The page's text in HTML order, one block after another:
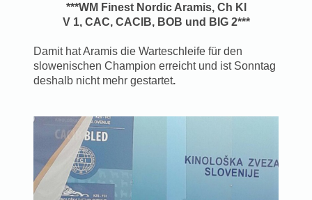
***WM Finest Nordic Aramis, Ch Kl
V 1, CAC, CACIB, BOB und BIG 2***
Damit hat Aramis die Warteschleife für den
slowenischen Champion erreicht und ist Sonntag
deshalb nicht mehr gestartet.